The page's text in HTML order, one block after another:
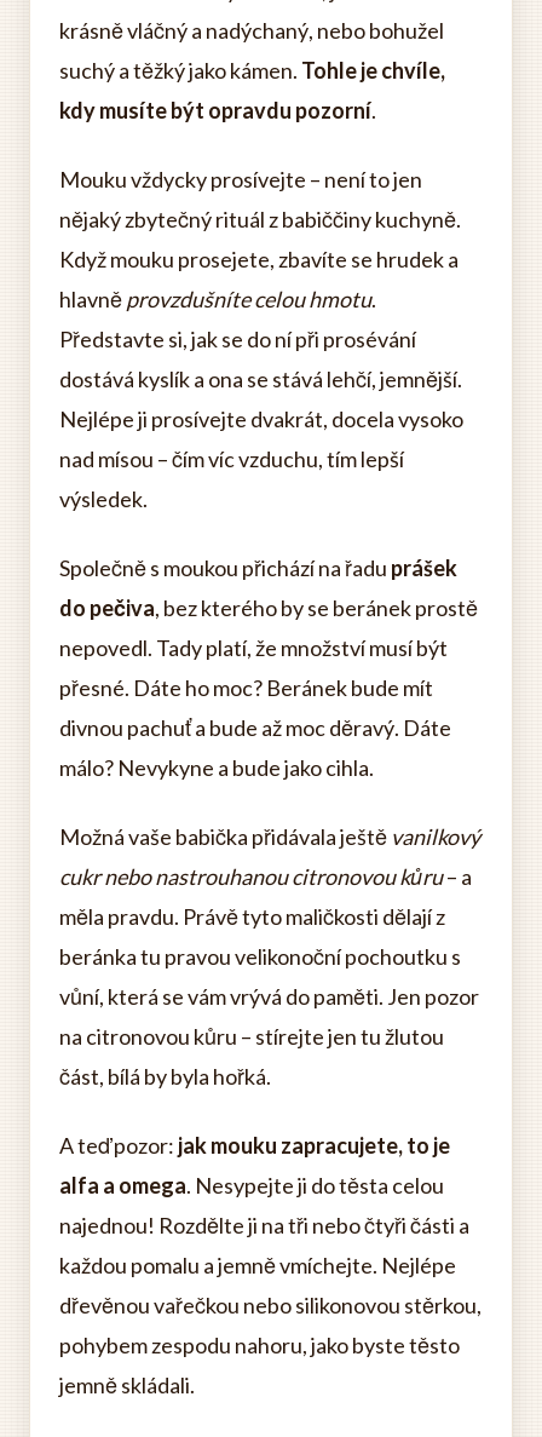
krásně vláčný a nadýchaný, nebo bohužel
suchý a těžký jako kámen. Tohle je chvíle,
kdy musíte být opravdu pozorní.
Mouku vždycky prosívejte – není to jen
nějaký zbytečný rituál z babiččiny kuchyně.
Když mouku prosejete, zbavíte se hrudek a
hlavněprovzdušníte celou hmotu.
Představte si, jak se do ní při prosévání
dostává kyslík a ona se stává lehčí, jemnější.
Nejlépe ji prosívejte dvakrát, docela vysoko
nad mísou – čím víc vzduchu, tím lepší
výsledek.
Společně s moukou přichází na řadu prášek
do pečiva, bez kterého by se beránek prostě
nepovedl. Tady platí, že množství musí být
přesné. Dáte ho moc? Beránek bude mít
divnou pachuť a bude až moc děravý. Dáte
málo? Nevykyne a bude jako cihla.
Možná vaše babička přidávala ještě vanilkový
cukr nebo nastrouhanou citronovou kůru– a
měla pravdu. Právě tyto maličkosti dělají z
beránka tu pravou velikonoční pochoutku s
vůní, která se vám vrývá do paměti. Jen pozor
na citronovou kůru – stírejte jen tu žlutou
část, bílá by byla hořká.
A teď pozor: jak mouku zapracujete, to je
alfa a omega. Nesypejte ji do těsta celou
najednou! Rozdělte ji na tři nebo čtyři části a
každou pomalu a jemně vmíchejte. Nejlépe
dřevěnou vařečkou nebo silikonovou stěrkou,
pohybem zespodu nahoru, jako byste těsto
jemně skládali.